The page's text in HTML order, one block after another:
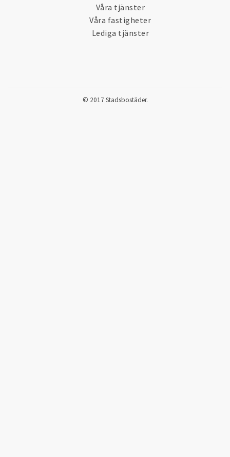
Våra tjänster
Våra fastigheter
Lediga tjänster
© 2017 Stadsbostäder.